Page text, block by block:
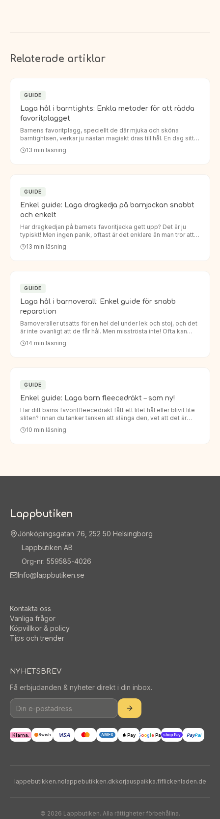
Relaterade artiklar
GUIDE
Laga hål i barntights: Enkla metoder för att rädda
favoritplagget
Barnens favoritplagg, speciellt de där mjuka och sköna
barntightsen, verkar ju nästan magiskt dras till hål. En dag sitter
de perfekt, nästa dag har knäna eller rumpan fått ett oö…
13 min läsning
GUIDE
Enkel guide: Laga dragkedja på barnjackan snabbt
och enkelt
Har dragkedjan på barnets favoritjacka gett upp? Det är ju
typiskt! Men ingen panik, oftast är det enklare än man tror att
laga dragkedja barnjacka. Istället för att köpa en helt…
13 min läsning
GUIDE
Laga hål i barnoverall: Enkel guide för snabb
reparation
Barnoveraller utsätts för en hel del under lek och stoj, och det
är inte ovanligt att de får hål. Men misströsta inte! Ofta kan
man enkelt laga hål i barnoverall så att den håller…
14 min läsning
GUIDE
Enkel guide: Laga barn fleecedräkt – som ny!
Har ditt barns favoritfleecedräkt fått ett litet hål eller blivit lite
sliten? Innan du tänker tanken att slänga den, vet att det är
enklare än du tror att laga den. Att laga barn…
10 min läsning
Lappbutiken
Jönköpingsgatan 76, 252 50 Helsingborg
Lappbutiken AB
Org-nr: 559585-4026
Info@lappbutiken.se
Kontakta oss
Vanliga frågor
Köpvillkor & policy
Tips och trender
NYHETSBREV
Få erbjudanden & nyheter direkt i din inbox.
Klarna. Swish VISA AMEX Pay Google Pay shop Pay PayPal
lappebutikken.nolappebutikken.dkkorjauspaikka.fiflickenladen.de
© 2026 Lappbutiken. Alla rättigheter förbehållna.